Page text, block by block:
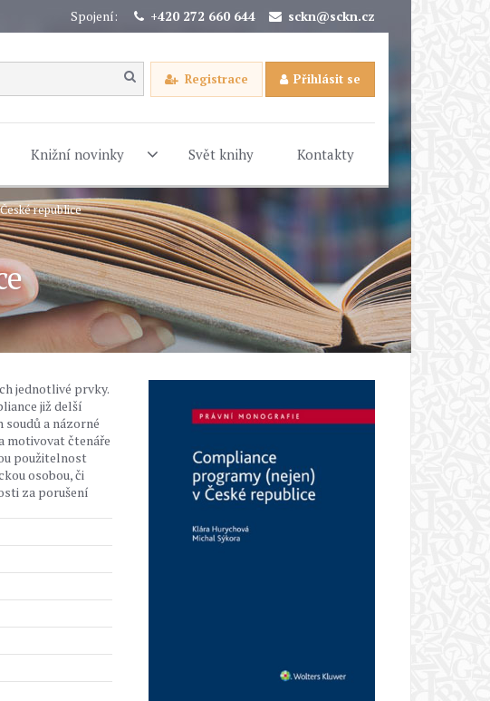
Spojení: +420 272 660 644 sckn@sckn.cz
Registrace Přihlásit se
Knižní novinky Svět knihy Kontakty
republice
jednotlivé prvky.
již delší
a názorné
motivovat čtenáře
použitelnost
osobou, či
za porušení